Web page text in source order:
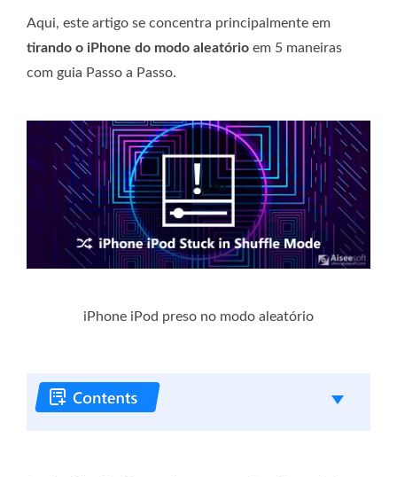
Aqui, este artigo se concentra principalmente em
tirando o iPhone do modo aleatório em 5 maneiras
com guia Passo a Passo.
iPhone iPod preso no modo aleatório